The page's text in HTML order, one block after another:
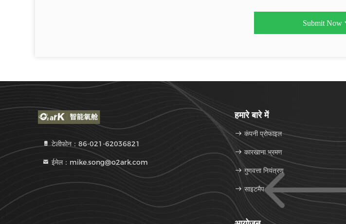
Submit Now
टेलीफोन：86-021-62036821
ईमेल：mike.song@o2ark.com
हमारे बारे में
कंपनी प्रोफाइल
कारखाना भ्रमण
गुणवत्ता नियंत्रण
साइटमैप